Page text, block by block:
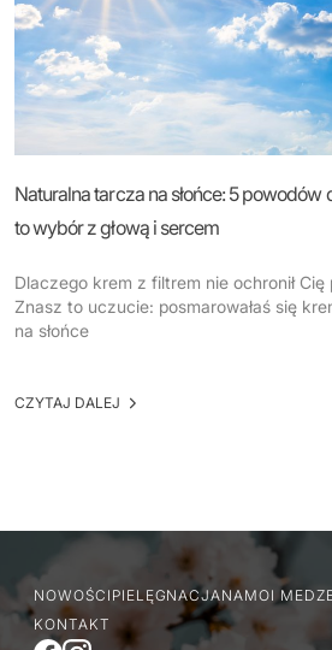
Naturalna tarcza na słońce: 5
to wybór z głową i sercem
Dlaczego krem z filtrem nie ochronił
Znasz to uczucie: posmarowałaś się
na słońce
CZYTAJ DALEJ
NOWOŚCI PIELĘGNACJANAMOI MED
KONTAKT